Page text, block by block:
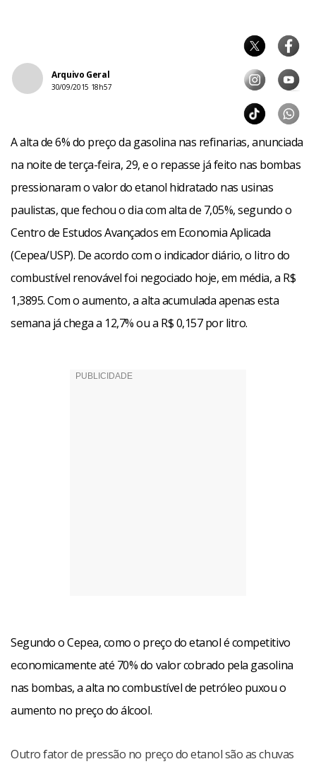
Arquivo Geral
30/09/2015 18h57
A alta de 6% do preço da gasolina nas refinarias, anunciada
na noite de terça-feira, 29, e o repasse já feito nas bombas
pressionaram o valor do etanol hidratado nas usinas
paulistas, que fechou o dia com alta de 7,05%, segundo o
Centro de Estudos Avançados em Economia Aplicada
(Cepea/USP). De acordo com o indicador diário, o litro do
combustível renovável foi negociado hoje, em média, a R$
1,3895. Com o aumento, a alta acumulada apenas esta
semana já chega a 12,7% ou a R$ 0,157 por litro.
Segundo o Cepea, como o preço do etanol é competitivo
economicamente até 70% do valor cobrado pela gasolina
nas bombas, a alta no combustível de petróleo puxou o
aumento no preço do álcool.
Outro fator de pressão no preço do etanol são as chuvas